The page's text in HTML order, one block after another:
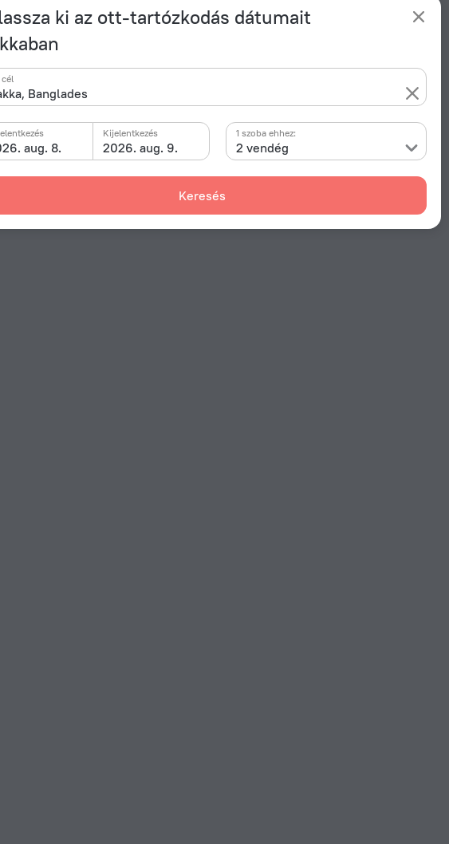
ki az ott-tartózkodás dátumait
aug. 8. 2026. aug. 9.
Kijelentkezés
2 vendég
1 szoba ehhez:
Keresés